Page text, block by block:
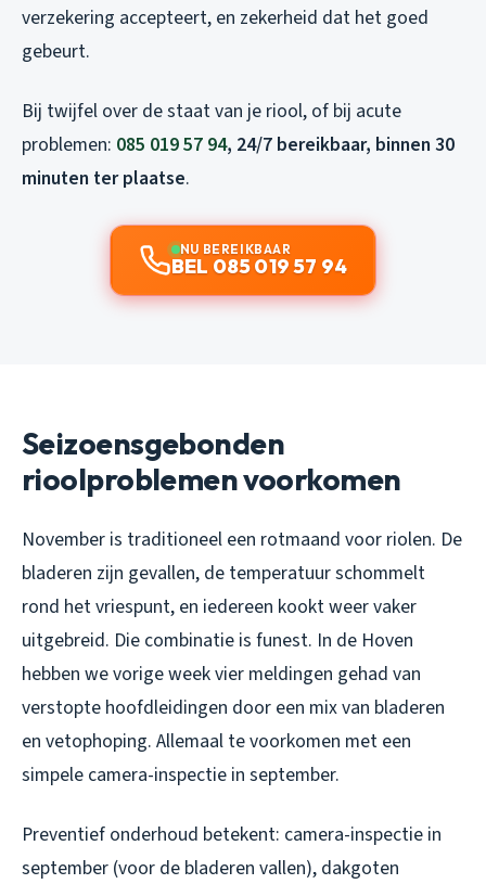
verzekering accepteert, en zekerheid dat het goed
gebeurt.
Bij twijfel over de staat van je riool, of bij acute
problemen: 085 019 57 94, 24/7 bereikbaar, binnen 30
minuten ter plaatse.
NU BEREIKBAAR
BEL 085 019 57 94
Seizoensgebonden
rioolproblemen voorkomen
November is traditioneel een rotmaand voor riolen. De
bladeren zijn gevallen, de temperatuur schommelt
rond het vriespunt, en iedereen kookt weer vaker
uitgebreid. Die combinatie is funest. In de Hoven
hebben we vorige week vier meldingen gehad van
verstopte hoofdleidingen door een mix van bladeren
en vetophoping. Allemaal te voorkomen met een
simpele camera-inspectie in september.
Preventief onderhoud betekent: camera-inspectie in
september (voor de bladeren vallen), dakgoten